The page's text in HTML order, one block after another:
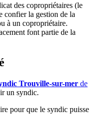
des copropriétaires (le
confier la gestion de la
à un copropriétaire.
font partie de la
Trouville-sur-mer de
un syndic.
pour que le syndic puisse